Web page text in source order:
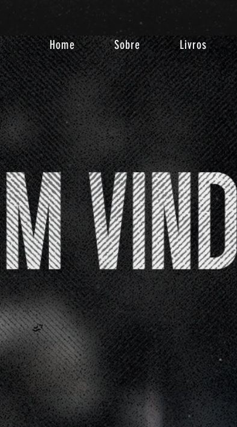
Home Sobre Livros